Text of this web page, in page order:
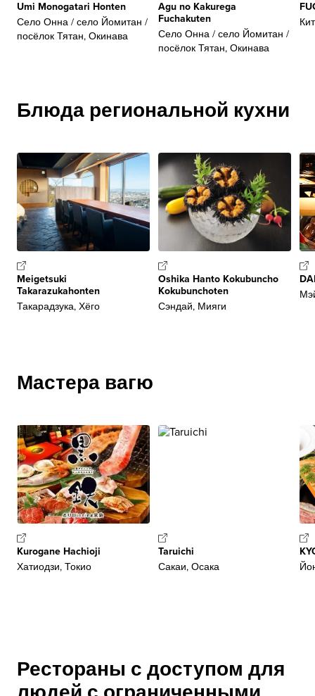
Umi Monogatari Honten
Село Онна / село Йомитан /
посёлок Тятан, Окинава
Agu no Kakurega
Fuchakuten
Село Онна / село Йомитан /
посёлок Тятан, Окинава
Блюда региональной кухни
Meigetsuki
Takarazukahonten
Такарадзука, Хёго
Oshika Hanto Kokubuncho
Kokubunchoten
Сэндай, Мияги
Мастера вагю
Kurogane Hachioji
Хатиодзи, Токио
Taruichi
Сакаи, Осака
Рестораны с доступом для